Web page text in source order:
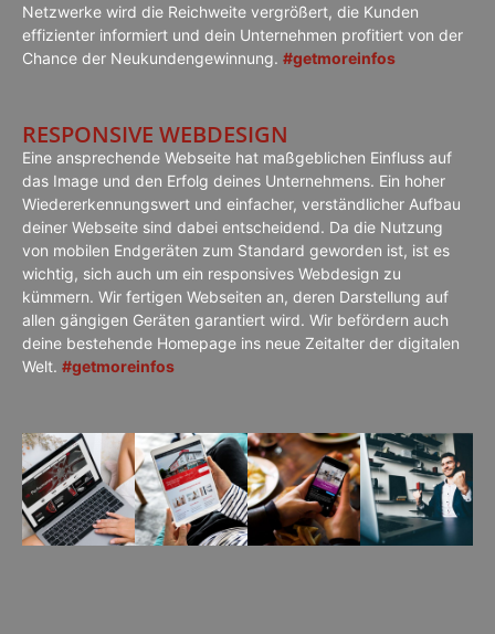
Netzwerke wird die Reichweite vergrößert, die Kunden
effizienter informiert und dein Unternehmen profitiert von der
Chance der Neukundengewinnung. #getmoreinfos
RESPONSIVE WEBDESIGN
Eine ansprechende Webseite hat maßgeblichen Einfluss auf
das Image und den Erfolg deines Unternehmens. Ein hoher
Wiedererkennungswert und einfacher, verständlicher Aufbau
deiner Webseite sind dabei entscheidend. Da die Nutzung
von mobilen Endgeräten zum Standard geworden ist, ist es
wichtig, sich auch um ein responsives Webdesign zu
kümmern. Wir fertigen Webseiten an, deren Darstellung auf
allen gängigen Geräten garantiert wird. Wir befördern auch
deine bestehende Homepage ins neue Zeitalter der digitalen
Welt. #getmoreinfos